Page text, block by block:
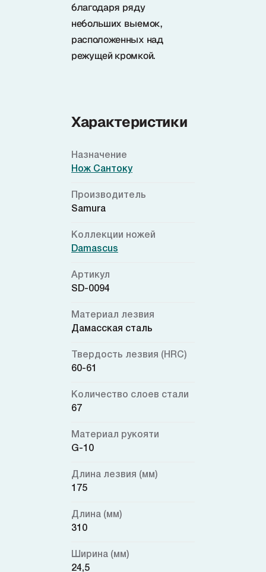
благодаря ряду
небольших выемок,
расположенных над
режущей кромкой.
Характеристики
Назначение
Нож Сантоку
Производитель
Samura
Коллекции ножей
Damascus
Артикул
SD-0094
Материал лезвия
Дамасская сталь
Твердость лезвия (HRC)
60-61
Количество слоев стали
67
Материал рукояти
G-10
Длина лезвия (мм)
175
Длина (мм)
310
Ширина (мм)
24,5